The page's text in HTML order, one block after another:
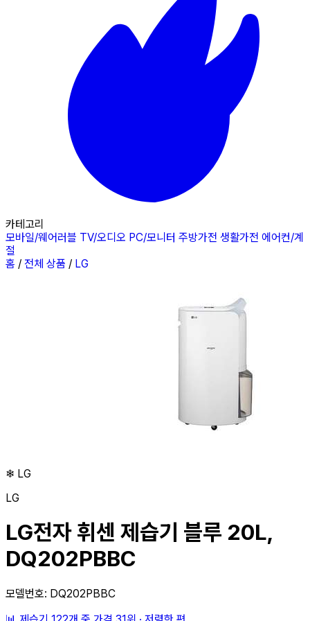
카테고리
모바일/웨어러블 TV/오디오 PC/모니터 주방가전 생활가전 에어컨/계
절
홈 / 전체 상품 / LG
❄ LG
LG
LG전자 휘센 제습기 블루 20L,
DQ202PBBC
모델번호: DQ202PBBC